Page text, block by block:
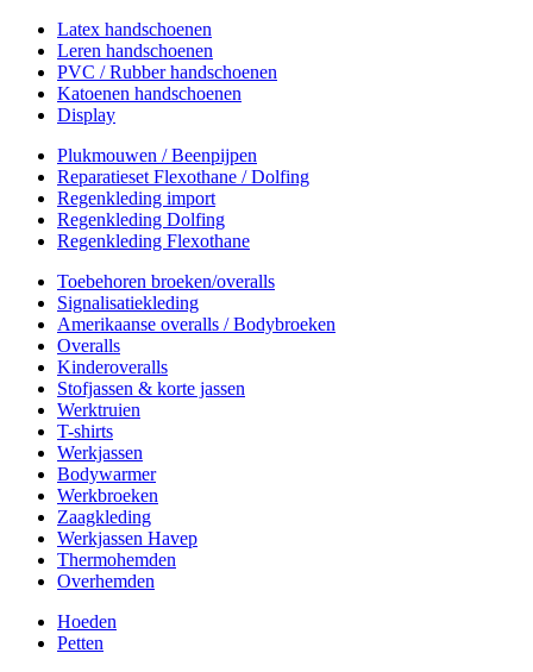
Latex handschoenen
Leren handschoenen
PVC / Rubber handschoenen
Katoenen handschoenen
Display
Plukmouwen / Beenpijpen
Reparatieset Flexothane / Dolfing
Regenkleding import
Regenkleding Dolfing
Regenkleding Flexothane
Toebehoren broeken/overalls
Signalisatiekleding
Amerikaanse overalls / Bodybroeken
Overalls
Kinderoveralls
Stofjassen & korte jassen
Werktruien
T-shirts
Werkjassen
Bodywarmer
Werkbroeken
Zaagkleding
Werkjassen Havep
Thermohemden
Overhemden
Hoeden
Petten